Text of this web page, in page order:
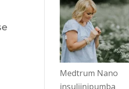
Medtrum Nano
insuliinipumba